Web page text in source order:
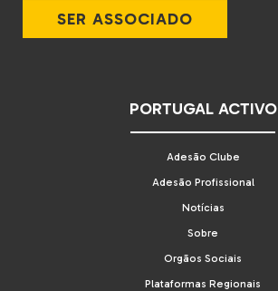
SER ASSOCIADO
PORTUGAL ACTIVO
Adesão Clube
Adesão Profissional
Notícias
Sobre
Orgãos Sociais
Plataformas Regionais